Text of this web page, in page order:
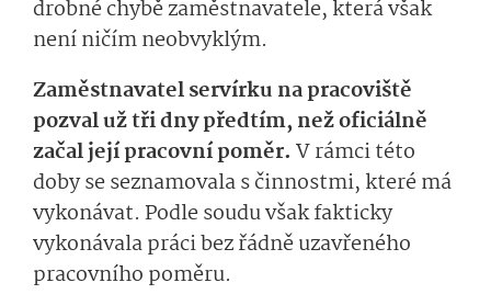
drobné chybě zaměstnavatele, která však
není ničím neobvyklým.
Zaměstnavatel servírku na pracoviště
pozval už tři dny předtím, než oficiálně
začal její pracovní poměr. V rámci této
doby se seznamovala s činnostmi, které má
vykonávat. Podle soudu však fakticky
vykonávala práci bez řádně uzavřeného
pracovního poměru.